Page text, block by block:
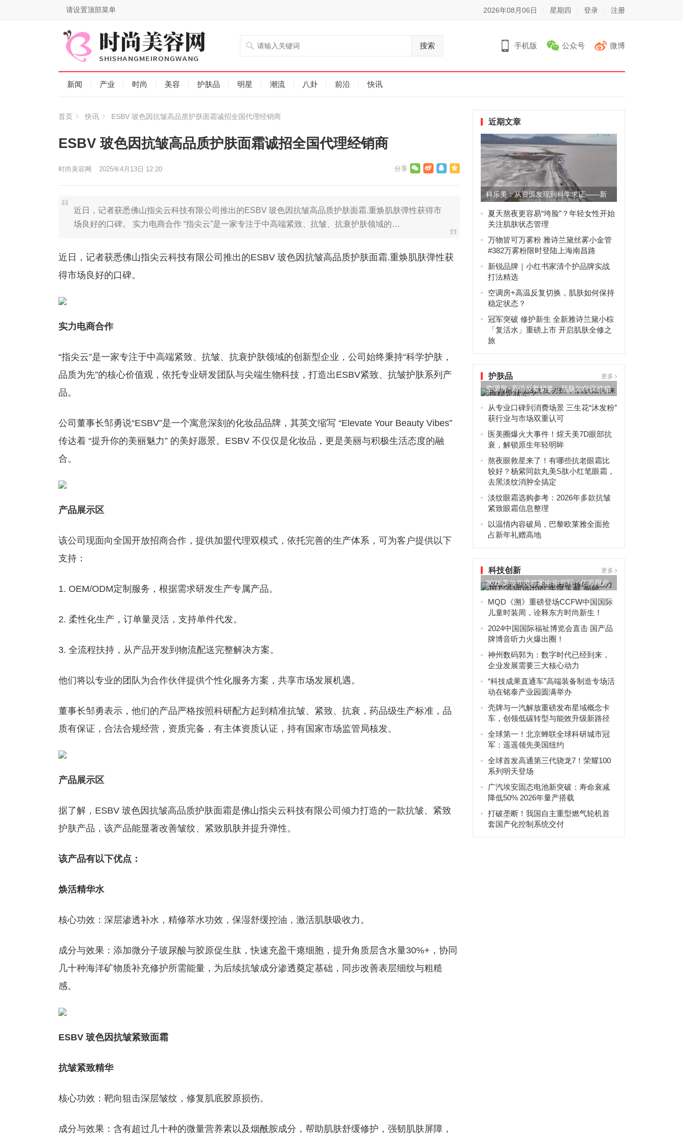
请设置顶部菜单 2026年08月06日 星期四 登录 注册
搜索 手机版 公众号 微博
新闻 产业 时尚 美容 护肤品 明星 潮流 八卦 前沿 快讯
首页 快讯 ESBV 玻色因抗皱高品质护肤面霜诚招全国代理经销商
ESBV 玻色因抗皱高品质护肤面霜诚招全国代理经销商
时尚美容网 2025年4月13日 12:20
近日，记者获悉佛山指尖云科技有限公司推出的ESBV 玻色因抗皱高品质护肤面霜.重焕肌肤弹性获得市
场良好的口碑。 实力电商合作 “指尖云”是一家专注于中高端紧致、抗皱、抗衰护肤领域的…
近日，记者获悉佛山指尖云科技有限公司推出的ESBV 玻色因抗皱高品质护肤面霜.重焕肌肤弹性获
得市场良好的口碑。
实力电商合作
“指尖云”是一家专注于中高端紧致、抗皱、抗衰护肤领域的创新型企业，公司始终秉持“科学护肤，
品质为先”的核心价值观，依托专业研发团队与尖端生物科技，打造出ESBV紧致、抗皱护肤系列产
品。
公司董事长邹勇说“ESBV”是一个寓意深刻的化妆品品牌，其英文缩写 “Elevate Your Beauty Vibes”
传达着 “提升你的美丽魅力” 的美好愿景。ESBV 不仅仅是化妆品，更是美丽与积极生活态度的融
合。
产品展示区
该公司现面向全国开放招商合作，提供加盟代理双模式，依托完善的生产体系，可为客户提供以下
支持：
1. OEM/ODM定制服务，根据需求研发生产专属产品。
2. 柔性化生产，订单量灵活，支持单件代发。
3. 全流程扶持，从产品开发到物流配送完整解决方案。
他们将以专业的团队为合作伙伴提供个性化服务方案，共享市场发展机遇。
董事长邹勇表示，他们的产品严格按照科研配方起到精准抗皱、紧致、抗衰，药品级生产标准，品
质有保证，合法合规经营，资质完备，有主体资质认证，持有国家市场监管局核发。
产品展示区
据了解，ESBV 玻色因抗皱高品质护肤面霜是佛山指尖云科技有限公司倾力打造的一款抗皱、紧致
护肤产品，该产品能显著改善皱纹、紧致肌肤并提升弹性。
该产品有以下优点：
焕活精华水
核心功效：深层渗透补水，精修萃水功效，保湿舒缓控油，激活肌肤吸收力。
成分与效果：添加微分子玻尿酸与胶原促生肽，快速充盈干瘪细胞，提升角质层含水量30%+，协同
几十种海洋矿物质补充修护所需能量，为后续抗皱成分渗透奠定基础，同步改善表层细纹与粗糙
感。
ESBV 玻色因抗皱紧致面霜
抗皱紧致精华
核心功效：靶向狙击深层皱纹，修复肌底胶原损伤。
成分与效果：含有超过几十种的微量营养素以及烟酰胺成分，帮助肌肤舒缓修护，强韧肌肤屏障，
近期文章
科乐美：从资源发现到科学求证——新
疆天然微藻资源开发的新探索
夏天熬夜更容易“垮脸”？年轻女性开始
关注肌肤状态管理
万物皆可万雾粉 雅诗兰黛丝雾小金管
#382万雾粉限时登陆上海南昌路
新锐品牌｜小红书家清个护品牌实战
打法精选
空调房+高温反复切换，肌肤如何保持
稳定状态？
冠军突破 修护新生 全新雅诗兰黛小棕
「复活水」重磅上市 开启肌肤全修之
旅
护肤品 更多
空调房+高温反复切换，肌肤如何保持稳
定状态？
从专业口碑到消费场景 三生花“沐发粉”
获行业与市场双重认可
医美圈爆火大事件！煋天美7D眼部抗
衰，解锁原生年轻明眸
熬夜眼救星来了！有哪些抗老眼霜比
较好？杨紫同款丸美S肽小红笔眼霜，
去黑淡纹消肿全搞定
淡纹眼霜选购参考：2026年多款抗皱
紧致眼霜信息整理
以温情内容破局，巴黎欧莱雅全面抢
占新年礼赠高地
科技创新 更多
2025美妆年度答案由你书写：亿万用户
共同选出的“年度宝藏”...
MQD《溯》重磅登场CCFW中国国际
儿童时装周，诠释东方时尚新生！
2024中国国际福祉博览会直击 国产品
牌博音听力火爆出圈！
神州数码郭为：数字时代已经到来，
企业发展需要三大核心动力
“科技成果直通车”高端装备制造专场活
动在铭泰产业园圆满举办
壳牌与一汽解放重磅发布星域概念卡
车，创领低碳转型与能效升级新路径
全球第一！北京蝉联全球科研城市冠
军：遥遥领先美国纽约
全球首发高通第三代骁龙7！荣耀100
系列明天登场
广汽埃安固态电池新突破：寿命衰减
降低50% 2026年量产搭载
打破垄断！我国自主重型燃气轮机首
套国产化控制系统交付